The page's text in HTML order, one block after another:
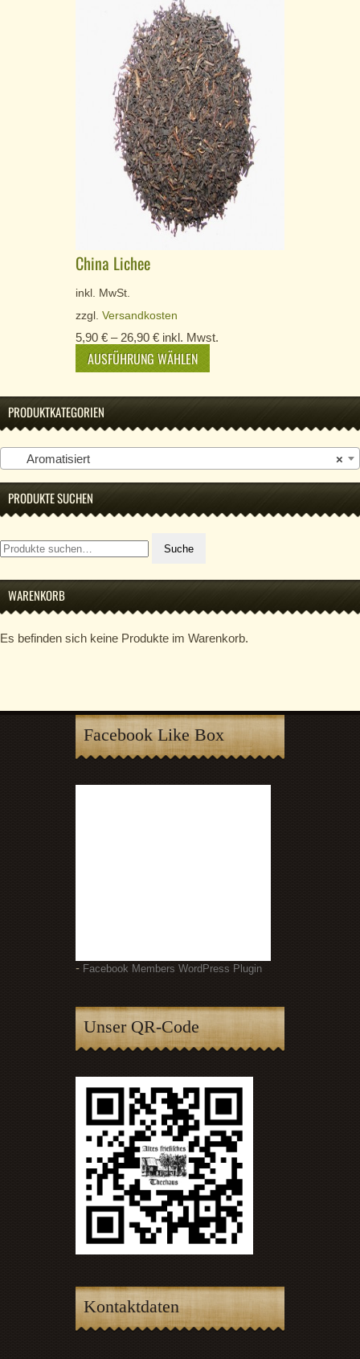
China Lichee
inkl. MwSt.
zzgl. Versandkosten
5,90 € – 26,90 € inkl. Mwst.
AUSFÜHRUNG WÄHLEN
PRODUKTKATEGORIEN
×
Aromatisiert
PRODUKTE SUCHEN
Suche
nach:
Suche
WARENKORB
Es befinden sich keine Produkte im Warenkorb.
Facebook Like Box
- Facebook Members WordPress Plugin
Unser QR-Code
Kontaktdaten